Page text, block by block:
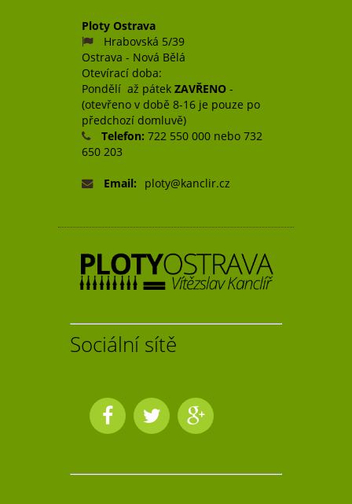
Ploty Ostrava
Hrabovská 5/39
Ostrava - Nová Bělá
Otevírací doba:
Pondělí až pátek ZAVŘENO -
(otevřeno v době 8-16 je pouze po
předchozí domluvě)
Telefon: 722 550 000 nebo 732
650 203
Email: ploty@kanclir.cz
Sociální sítě